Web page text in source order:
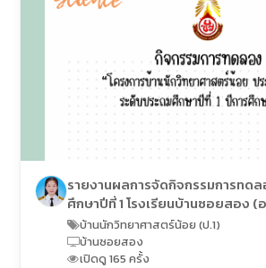
รายงานผลการจัดกิจกรรมการทดล
ศึกษาปีที่ 1 โรงเรียนบ้านซอยสอง (
อุปถัมภ์)
บ้านนักวิทยาศาสตร์น้อย (ป.1)
บ้านซอยสอง
เปิดดู 165 ครั้ง